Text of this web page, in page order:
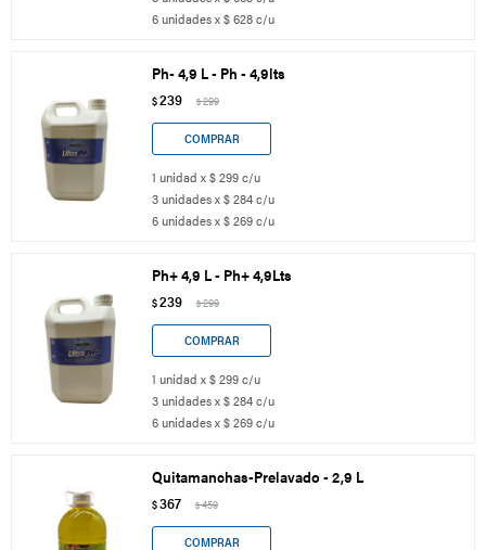
6 unidades x $ 628 c/u
Ph- 4,9 L - Ph - 4,9lts
$239 $299
1 unidad x $ 299 c/u
3 unidades x $ 284 c/u
6 unidades x $ 269 c/u
Ph+ 4,9 L - Ph+ 4,9Lts
$239 $299
1 unidad x $ 299 c/u
3 unidades x $ 284 c/u
6 unidades x $ 269 c/u
Quitamanchas-Prelavado - 2,9 L
$367 $459